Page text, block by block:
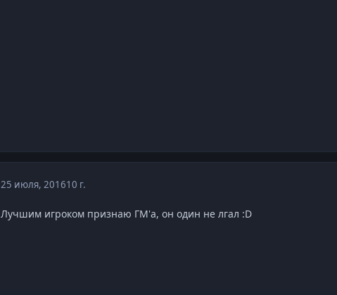
25 июля, 201610 г.
Лучшим игроком признаю ГМ'а, он один не лгал :D